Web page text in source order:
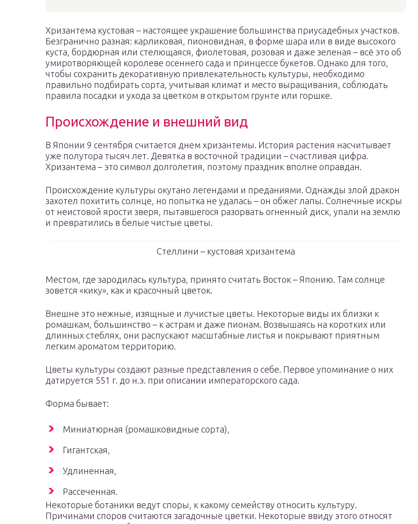
Хризантема кустовая – настоящее украшение большинства приусадебных участков.
Безгранично разная: карликовая, пионовидная, в форме шара или в виде высокого
куста, бордюрная или стелющаяся, фиолетовая, розовая и даже зеленая – всё это об
умиротворяющей королеве осеннего сада и принцессе букетов. Однако для того,
чтобы сохранить декоративную привлекательность культуры, необходимо
правильно подбирать сорта, учитывая климат и место выращивания, соблюдать
правила посадки и ухода за цветком в открытом грунте или горшке.
Происхождение и внешний вид
В Японии 9 сентября считается днем хризантемы. История растения насчитывает
уже полутора тысяч лет. Девятка в восточной традиции – счастливая цифра.
Хризантема – это символ долголетия, поэтому праздник вполне оправдан.
Происхождение культуры окутано легендами и преданиями. Однажды злой дракон
захотел похитить солнце, но попытка не удалась – он обжег лапы. Солнечные искры
от неистовой ярости зверя, пытавшегося разорвать огненный диск, упали на землю
и превратились в белые чистые цветы.
Стеллини – кустовая хризантема
Местом, где зародилась культура, принято считать Восток – Японию. Там солнце
зовется «кику», как и красочный цветок.
Внешне это нежные, изящные и лучистые цветы. Некоторые виды их близки к
ромашкам, большинство – к астрам и даже пионам. Возвышаясь на коротких или
длинных стеблях, они распускают масштабные листья и покрывают приятным
легким ароматом территорию.
Цветы культуры создают разные представления о себе. Первое упоминание о них
датируется 551 г. до н.э. при описании императорского сада.
Форма бывает:
Миниатюрная (ромашковидные сорта),
Гигантская,
Удлиненная,
Рассеченная.
Некоторые ботаники ведут споры, к какому семейству относить культуру.
Причинами споров считаются загадочные цветки. Некоторые ввиду этого относят